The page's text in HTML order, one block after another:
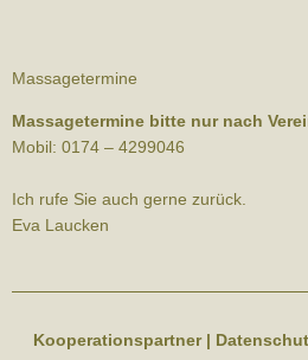
Massagetermine
Massagetermine bitte nur nach
Mobil: 0174 – 4299046
Ich rufe Sie auch gerne zurück.
Eva Laucken
Kooperationspartner|